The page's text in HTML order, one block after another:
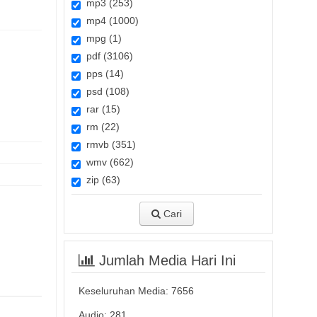
mp3 (253)
mp4 (1000)
mpg (1)
pdf (3106)
pps (14)
psd (108)
rar (15)
rm (22)
rmvb (351)
wmv (662)
zip (63)
Cari
Jumlah Media Hari Ini
Keseluruhan Media: 7656